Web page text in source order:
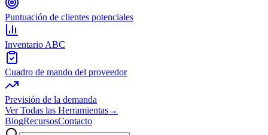
Puntuación de clientes potenciales
Inventario ABC
Cuadro de mando del proveedor
Previsión de la demanda
Ver Todas las Herramientas→
BlogRecursosContacto